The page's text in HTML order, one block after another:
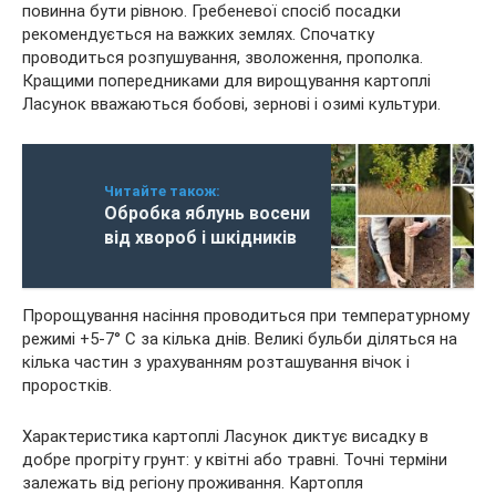
повинна бути рівною. Гребеневої спосіб посадки
рекомендується на важких землях. Спочатку
проводиться розпушування, зволоження, прополка.
Кращими попередниками для вирощування картоплі
Ласунок вважаються бобові, зернові і озимі культури.
Читайте також:
Обробка яблунь восени
від хвороб і шкідників
Пророщування насіння проводиться при температурному
режимі +5-7° С за кілька днів. Великі бульби діляться на
кілька частин з урахуванням розташування вічок і
проростків.
Характеристика картоплі Ласунок диктує висадку в
добре прогріту грунт: у квітні або травні. Точні терміни
залежать від регіону проживання. Картопля